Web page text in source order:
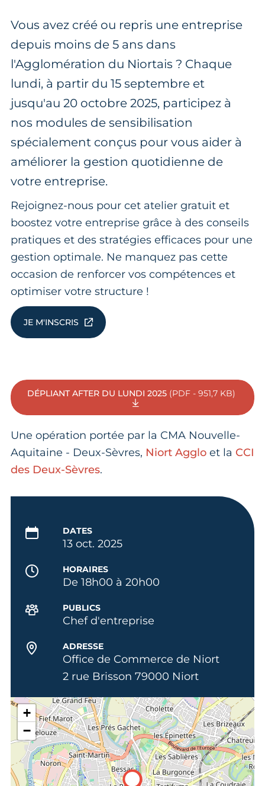
Vous avez créé ou repris une entreprise
depuis moins de 5 ans dans
l'Agglomération du Niortais ? Chaque
lundi, à partir du 15 septembre et
jusqu'au 20 octobre 2025, participez à
nos modules de sensibilisation
spécialement conçus pour vous aider à
améliorer la gestion quotidienne de
votre entreprise.
Rejoignez-nous pour cet atelier gratuit et
boostez votre entreprise grâce à des conseils
pratiques et des stratégies efficaces pour une
gestion optimale. Ne manquez pas cette
occasion de renforcer vos compétences et
optimiser votre structure !
JE M'INSCRIS
DÉPLIANT AFTER DU LUNDI 2025 (PDF - 951,7 KB)
Une opération portée par la CMA Nouvelle-
Aquitaine - Deux-Sèvres, Niort Agglo et la CCI
des Deux-Sèvres.
DATES
13 oct. 2025
HORAIRES
De 18h00 à 20h00
PUBLICS
Chef d'entreprise
ADRESSE
Office de Commerce de Niort
2 rue Brisson 79000 Niort
+
−